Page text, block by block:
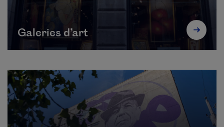
Galeries d’art